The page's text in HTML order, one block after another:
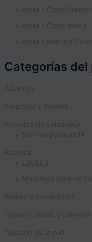
Wella - Color Perfect
Wella - Color touch
Wella - Illumina
Categorías del
Alisantes
Ampollas y Aceites
Artículos de peluquería
Sillones peluquería
Barbería
L3VEL3
Maquinas para
Belleza y cosméticos
Cepillos peinar y peinetas
Cuidado de la piel